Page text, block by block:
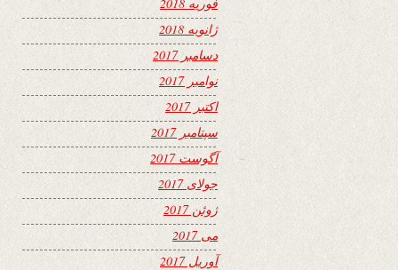
ژانویه 2018
دسامبر 2017
نوامبر 2017
اکتبر 2017
سپتامبر 2017
آگوست 2017
جولای 2017
ژوئن 2017
می 2017
آوریل 2017